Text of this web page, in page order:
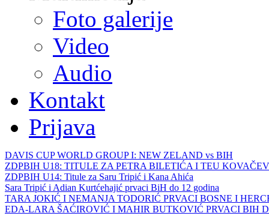
Foto galerije
Video
Audio
Kontakt
Prijava
DAVIS CUP WORLD GROUP I: NEW ZELAND vs BIH
ZDPBIH U18: TITULE ZA PETRA BILETIĆA I TEU
ZDPBIH U14: Titule za Saru Tripić i Kana Ahića
Sara Tripić i Adian Kurtćehajić prvaci BiH do 12 godina
TARA JOKIĆ I NEMANJA TODORIĆ PRVACI BOSNE I
EDA-LARA ŠAĆIROVIĆ I MAHIR BUTKOVIĆ PRVACI BIH